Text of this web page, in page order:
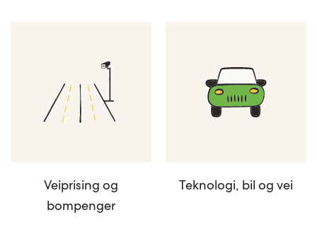
Veiprising og
bompenger
Teknologi, bil og vei